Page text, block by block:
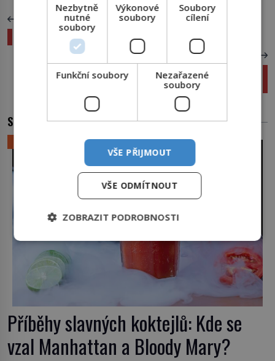
PŘEDCHOZÍ ČLÁNEK
Záhadná epidemie, která děsila celý středověk
Dorůstání zubů: Do šesti let i u vašeho
stomatologa?
SOUVISEJÍCÍ ČLÁNKY
Příběhy slavných koktejlů: Kde se
vzal Manhattan a Bloody Mary?
Nezbytně
nutné
soubory
Výkonové
soubory
Soubory
cílení
Funkční soubory
Nezařazené
soubory
VŠE PŘIJMOUT
VŠE ODMÍTNOUT
ZOBRAZIT PODROBNOSTI